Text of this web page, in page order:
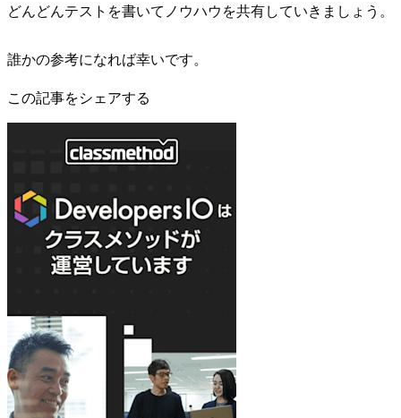
どんどんテストを書いてノウハウを共有していきましょう。
誰かの参考になれば幸いです。
この記事をシェアする